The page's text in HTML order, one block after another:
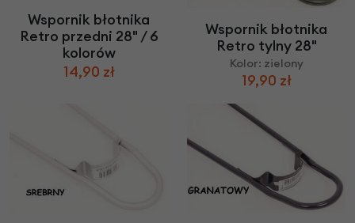
Wspornik błotnika
Retro przedni 28" / 6
kolorów
14,90 zł
Wspornik błotnika
Retro tylny 28"
Kolor: zielony
19,90 zł